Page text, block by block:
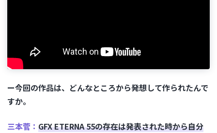
ー今回の作品は、どんなところから発想して作られたんで
すか。
三本菅： GFX ETERNA 55の存在は発表された時から自分